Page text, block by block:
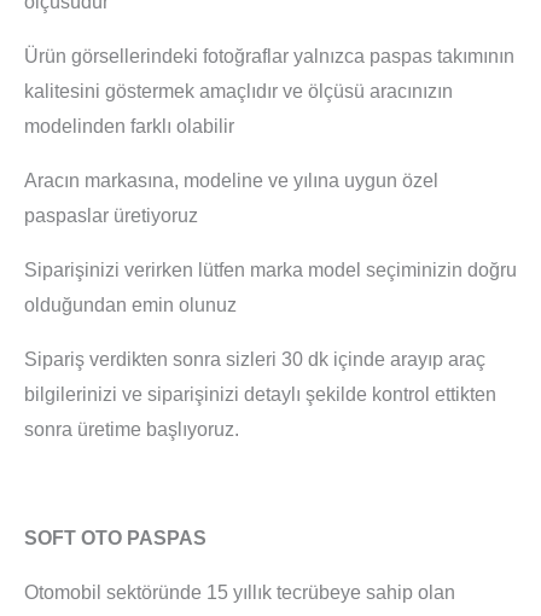
Ürün görsellerindeki fotoğraflar yalnızca paspas takımının
kalitesini göstermek amaçlıdır ve ölçüsü aracınızın
modelinden farklı olabilir
Aracın markasına, modeline ve yılına uygun özel
paspaslar üretiyoruz
Siparişinizi verirken lütfen marka model seçiminizin doğru
olduğundan emin olunuz
Sipariş verdikten sonra sizleri 30 dk içinde arayıp araç
bilgilerinizi ve siparişinizi detaylı şekilde kontrol ettikten
sonra üretime başlıyoruz.
SOFT OTO PASPAS
Otomobil sektöründe 15 yıllık tecrübeye sahip olan